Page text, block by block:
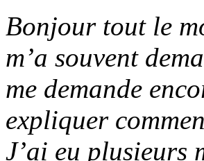
Bonjour tout le
m’a souvent
me demande
expliquer
J’ai eu plusieurs